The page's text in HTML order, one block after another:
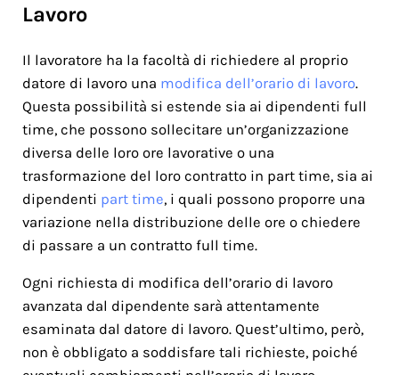
Lavoro
Il lavoratore ha la facoltà di richiedere al proprio
datore di lavoro una modifica dell’orario di lavoro.
Questa possibilità si estende sia ai dipendenti full
time, che possono sollecitare un’organizzazione
diversa delle loro ore lavorative o una
trasformazione del loro contratto in part time, sia ai
dipendenti part time, i quali possono proporre una
variazione nella distribuzione delle ore o chiedere
di passare a un contratto full time.
Ogni richiesta di modifica dell’orario di lavoro
avanzata dal dipendente sarà attentamente
esaminata dal datore di lavoro. Quest’ultimo, però,
non è obbligato a soddisfare tali richieste, poiché